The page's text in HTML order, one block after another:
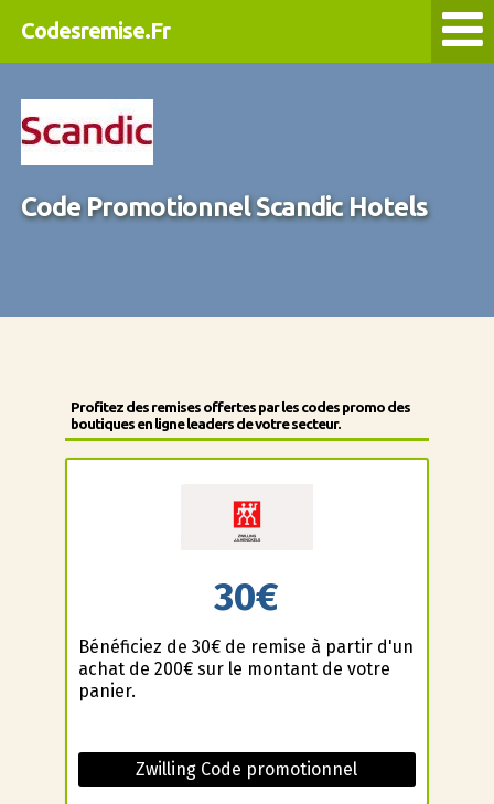
Codesremise.Fr
Code Promotionnel Scandic Hotels
Profitez des remises offertes par les codes promo des
boutiques en ligne leaders de votre secteur.
30€
Bénéficiez de 30€ de remise à partir d'un
achat de 200€ sur le montant de votre
panier.
Zwilling Code promotionnel